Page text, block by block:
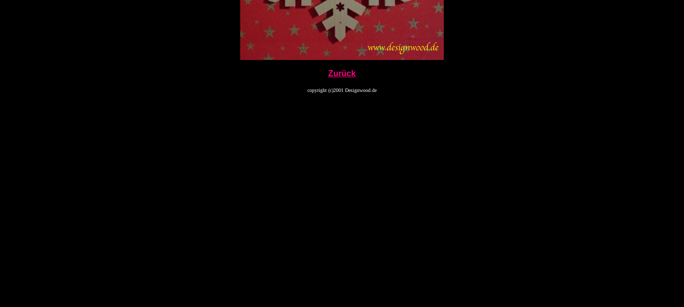
Zurück
copyright (c)2001 Designwood.de